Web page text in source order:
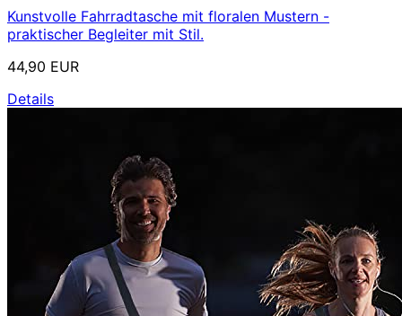
Kunstvolle Fahrradtasche mit floralen Mustern -
praktischer Begleiter mit Stil.
44,90 EUR
Details